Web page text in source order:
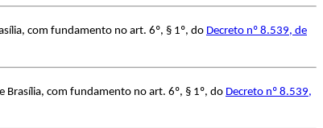
com fundamento no art. 6º, § 1º, do Decreto nº 8.539, de
com fundamento no art. 6º, § 1º, do Decreto nº 8.539,